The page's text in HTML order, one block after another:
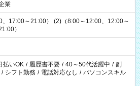
業
、17:00～21:00） (2)（8:00～12:00、12:00～
）
払いOK / 履歴書不要 / 40～50代活躍中 / 副
/ シフト勤務 / 電話対応なし / パソコンスキル